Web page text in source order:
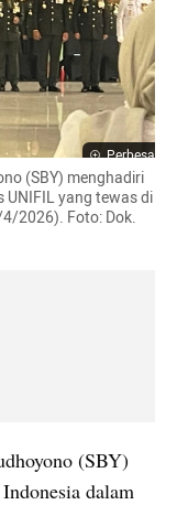
Perbesar
(SBY) menghadiri
yang tewas di
2026). Foto: Dok.
(SBY)
dalam